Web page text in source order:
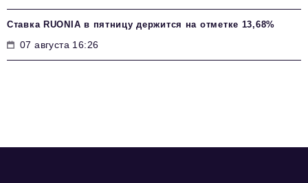
Ставка RUONIA в пятницу держится на отметке 13,68%
07 августа 16:26